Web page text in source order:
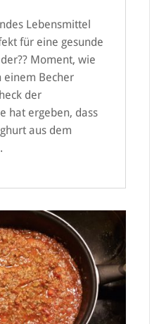
Lebensmittel
für eine gesunde
Moment, wie
einem Becher
der
hat ergeben, dass
aus dem